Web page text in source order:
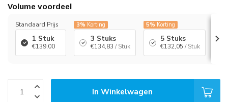
Volume voordeel
Standaard Prijs
1 Stuk
€139,00
3% Korting
3 Stuks
€134,83 / Stuk
5% Korting
5 Stuks
€132,05 / Stuk
In Winkelwagen